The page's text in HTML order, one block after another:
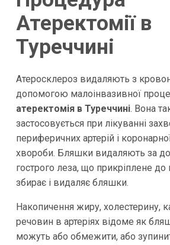
Атеректомії в
Туреччині
Атеросклероз видаляють з
допомогою малоінвазивної
атеректомія в Туреччині. Вона
застосовується при лікуванні
периферичних артерій і
хвороби. Бляшки видаляють за
гострого леза, що прикріплене до
збирає і видаляє бляшки.
Накопичення жиру, холестерину,
речовин в артеріях відоме як
можуть або обмежити, або